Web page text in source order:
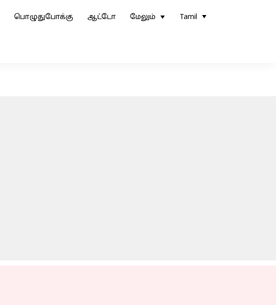
பொழுதுபோக்கு ஆட்டோ மேலும் Tamil